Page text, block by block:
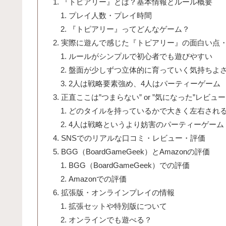
プレイ人数・プレイ時間
『トピアリー』ってどんなゲーム？
実際に遊んで感じた『トピアリー』の面白い点
ルールがシンプルで初心者でも遊びやすい
盤面が少しずつ立体的に育っていく気持ちよさ
2人は戦略要素強め、4人はパーティーゲーム
正直ここは”つまらない” or ”気になった”レビュー
どのタイルを持っているかで大きく左右される
4人は戦略というより妨害のパーティーゲーム
SNSでのリアルな口コミ・レビュー・評価
BGG（BoardGameGeek）とAmazonの評価
BGG（BoardGameGeek）での評価
Amazonでの評価
拡張版・オンラインプレイの情報
拡張セットや特別版について
オンラインでも遊べる？